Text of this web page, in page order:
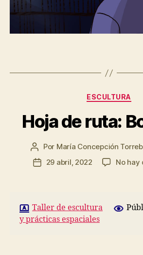
ESCULTURA
Hoja de ruta:
Autor
de
la
Por María Concepción
Fecha29 abril, 2022 No hay
Taller de escultura
y prácticas espaciales